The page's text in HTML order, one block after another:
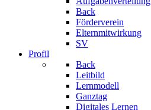
Back
Förderverein
Elternmitwirkung
SV
Profil
Back
Leitbild
Lernmodell
Ganztag
Digitales Lernen